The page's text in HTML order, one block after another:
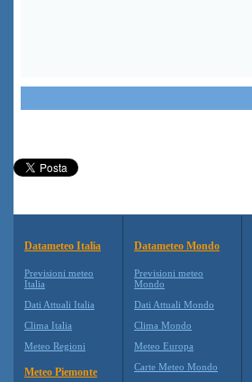
Datameteo Italia
Previsioni meteo
Italia
Dati Attuali Italia
Clima Italia
Meteo Regioni
Meteo Piemonte
Datameteo Mondo
Previsioni meteo
Mondo
Dati Attuali Mondo
Clima Mondo
Meteo Europa
Carte Meteo Mondo